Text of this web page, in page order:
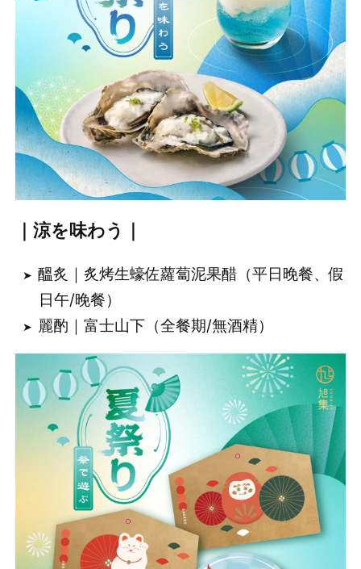
｜涼を味わう｜
醞炙｜炙烤生蠔佐蘿蔔泥果醋（平日晚餐、假
日午/晚餐）
麗酌｜富士山下（全餐期/無酒精）